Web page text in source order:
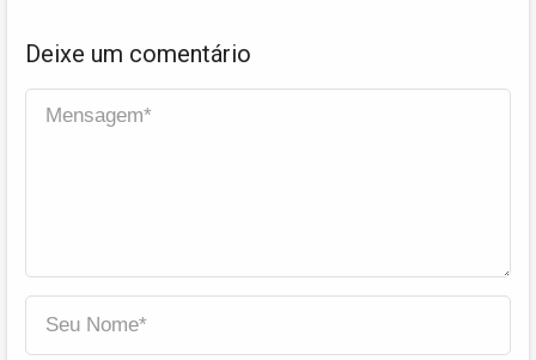
Deixe um comentário